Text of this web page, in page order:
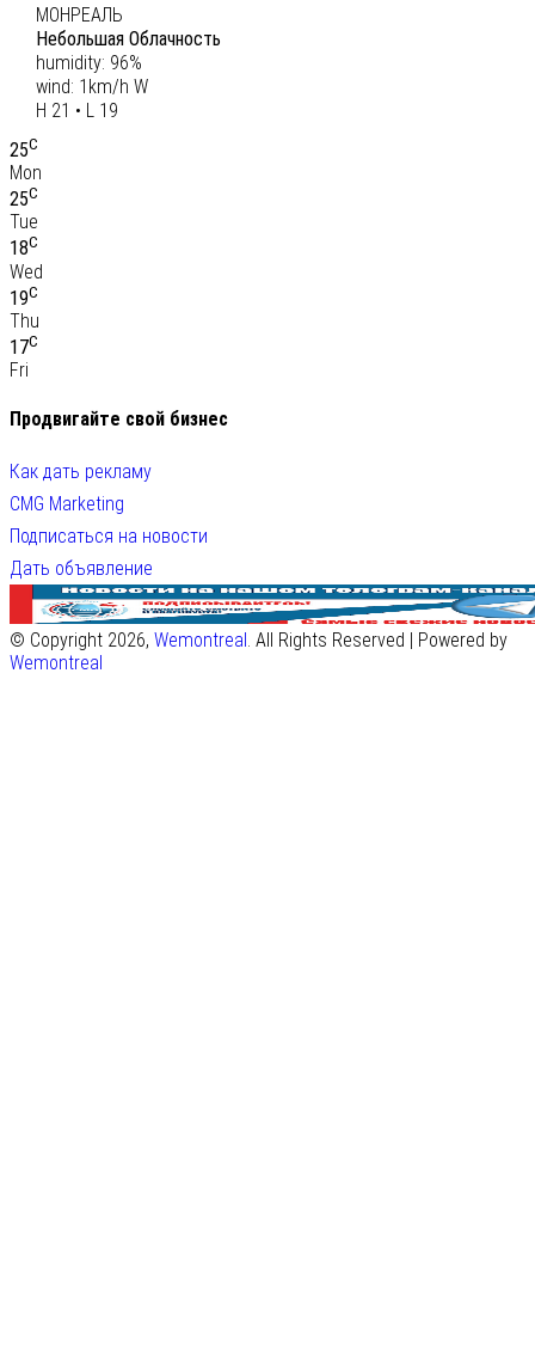
МОНРЕАЛЬ
Небольшая Облачность
humidity: 96%
wind: 1km/h W
H 21 • L 19
25C
Mon
25C
Tue
18C
Wed
19C
Thu
17C
Fri
Продвигайте свой бизнес
Как дать рекламу
CMG Marketing
Подписаться на новости
Дать объявление
© Copyright 2026, Wemontreal. All Rights Reserved | Powered by
Wemontreal